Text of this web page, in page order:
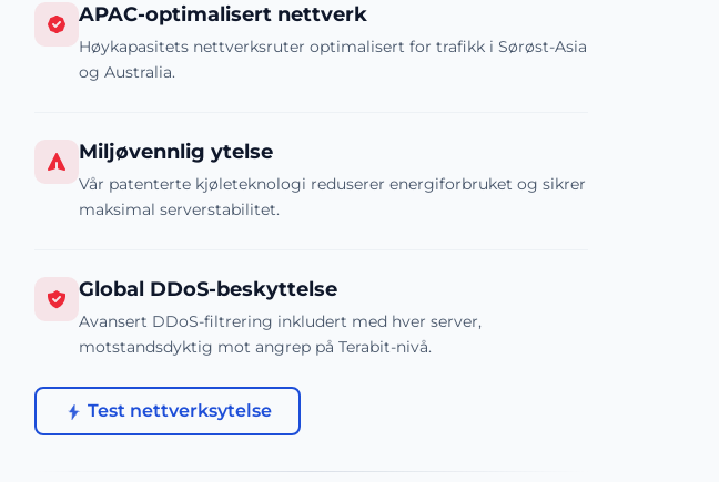
APAC-optimalisert nettverk
Høykapasitets nettverksruter optimalisert for trafikk i Sørøst-Asia
og Australia.
Miljøvennlig ytelse
Vår patenterte kjøleteknologi reduserer energiforbruket og sikrer
maksimal serverstabilitet.
Global DDoS-beskyttelse
Avansert DDoS-filtrering inkludert med hver server,
motstandsdyktig mot angrep på Terabit-nivå.
Test nettverksytelse